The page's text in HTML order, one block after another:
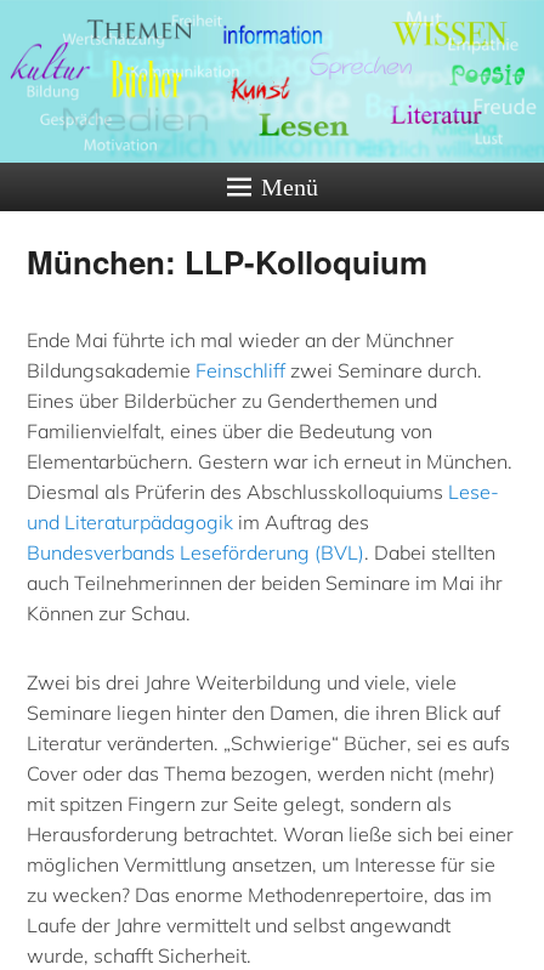
Menü
München: LLP-Kolloquium
Ende Mai führte ich mal wieder an der Münchner
Bildungsakademie Feinschliffzwei Seminare durch.
Eines über Bilderbücher zu Genderthemen und
Familienvielfalt, eines über die Bedeutung von
Elementarbüchern. Gestern war ich erneut in München.
Diesmal als Prüferin des Abschlusskolloquiums Lese-
und Literaturpädagogik im Auftrag des
Bundesverbands Leseförderung (BVL). Dabei stellten
auch Teilnehmerinnen der beiden Seminare im Mai ihr
Können zur Schau.
Zwei bis drei Jahre Weiterbildung und viele, viele
Seminare liegen hinter den Damen, die ihren Blick auf
Literatur veränderten. „Schwierige“ Bücher, sei es aufs
Cover oder das Thema bezogen, werden nicht (mehr)
mit spitzen Fingern zur Seite gelegt, sondern als
Herausforderung betrachtet. Woran ließe sich bei einer
möglichen Vermittlung ansetzen, um Interesse für sie
zu wecken? Das enorme Methodenrepertoire, das im
Laufe der Jahre vermittelt und selbst angewandt
wurde, schafft Sicherheit.